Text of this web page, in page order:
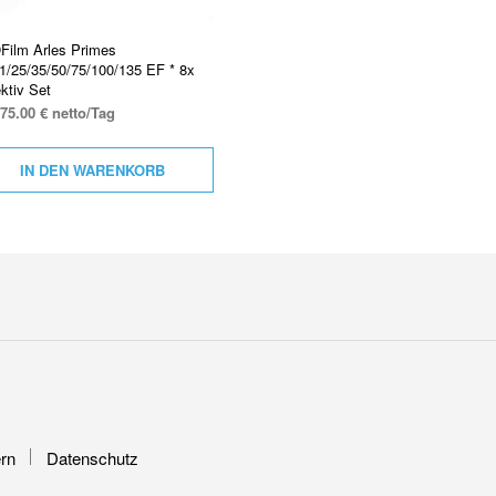
Arles Primes
25/35/50/75/100/135 EF * 8x
Set
€ netto/Tag
IN DEN WARENKORB
Datenschutz